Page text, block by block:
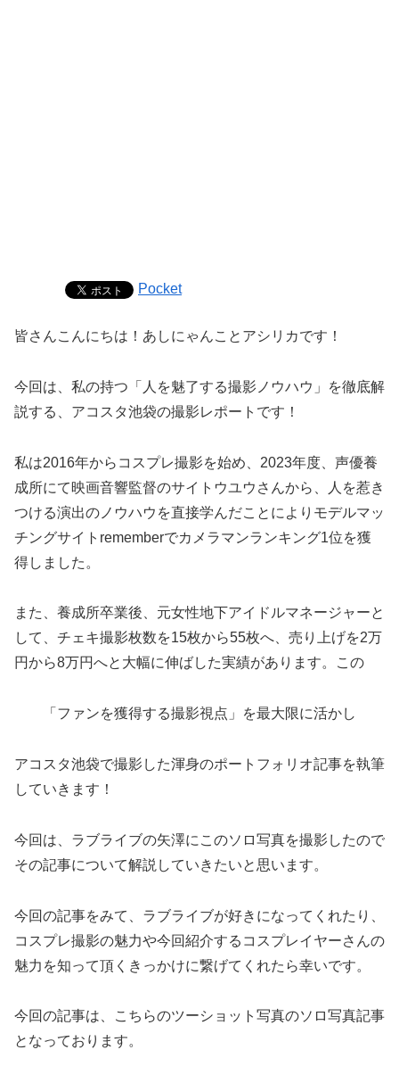
Pocket
皆さんこんにちは！あしにゃんことアシリカです！
今回は、私の持つ「人を魅了する撮影ノウハウ」を徹底解
説する、アコスタ池袋の撮影レポートです！
私は2016年からコスプレ撮影を始め、2023年度、声優養
成所にて映画音響監督のサイトウユウさんから、人を惹き
つける演出のノウハウを直接学んだことによりモデルマッ
チングサイトrememberでカメラマンランキング1位を獲
得しました。
また、養成所卒業後、元女性地下アイドルマネージャーと
して、チェキ撮影枚数を15枚から55枚へ、売り上げを2万
円から8万円へと大幅に伸ばした実績があります。この
「ファンを獲得する撮影視点」を最大限に活かし
アコスタ池袋で撮影した渾身のポートフォリオ記事を執筆
していきます！
今回は、ラブライブの矢澤にこのソロ写真を撮影したので
その記事について解説していきたいと思います。
今回の記事をみて、ラブライブが好きになってくれたり、
コスプレ撮影の魅力や今回紹介するコスプレイヤーさんの
魅力を知って頂くきっかけに繋げてくれたら幸いです。
今回の記事は、こちらのツーショット写真のソロ写真記事
となっております。